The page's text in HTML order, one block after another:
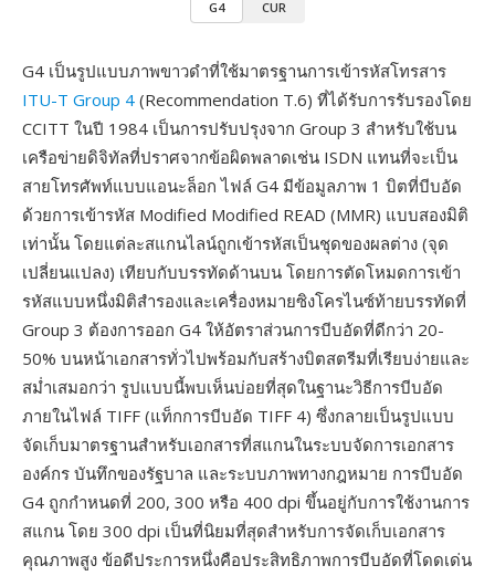
G4 CUR
G4 เป็นรูปแบบภาพขาวดำที่ใช้มาตรฐานการเข้ารหัสโทรสาร
ITU-T Group 4 (Recommendation T.6) ที่ได้รับการรับรองโดย
CCITT ในปี 1984 เป็นการปรับปรุงจาก Group 3 สำหรับใช้บน
เครือข่ายดิจิทัลที่ปราศจากข้อผิดพลาดเช่น ISDN แทนที่จะเป็น
สายโทรศัพท์แบบแอนะล็อก ไฟล์ G4 มีข้อมูลภาพ 1 บิตที่บีบอัด
ด้วยการเข้ารหัส Modified Modified READ (MMR) แบบสองมิติ
เท่านั้น โดยแต่ละสแกนไลน์ถูกเข้ารหัสเป็นชุดของผลต่าง (จุด
เปลี่ยนแปลง) เทียบกับบรรทัดด้านบน โดยการตัดโหมดการเข้า
รหัสแบบหนึ่งมิติสำรองและเครื่องหมายซิงโครไนซ์ท้ายบรรทัดที่
Group 3 ต้องการออก G4 ให้อัตราส่วนการบีบอัดที่ดีกว่า 20-
50% บนหน้าเอกสารทั่วไปพร้อมกับสร้างบิตสตรีมที่เรียบง่ายและ
สม่ำเสมอกว่า รูปแบบนี้พบเห็นบ่อยที่สุดในฐานะวิธีการบีบอัด
ภายในไฟล์ TIFF (แท็กการบีบอัด TIFF 4) ซึ่งกลายเป็นรูปแบบ
จัดเก็บมาตรฐานสำหรับเอกสารที่สแกนในระบบจัดการเอกสาร
องค์กร บันทึกของรัฐบาล และระบบภาพทางกฎหมาย การบีบอัด
G4 ถูกกำหนดที่ 200, 300 หรือ 400 dpi ขึ้นอยู่กับการใช้งานการ
สแกน โดย 300 dpi เป็นที่นิยมที่สุดสำหรับการจัดเก็บเอกสาร
คุณภาพสูง ข้อดีประการหนึ่งคือประสิทธิภาพการบีบอัดที่โดดเด่น